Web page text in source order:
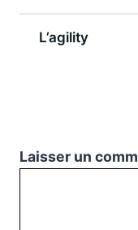
L’agility
Laisser un